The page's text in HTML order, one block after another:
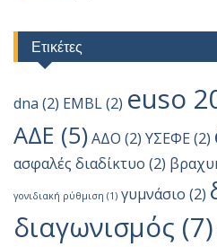
Ετικέτες
dna (2) EMBL(2) euso
ΑΔΕ (5)ΑΔΟ (2) ΥΣΕΦΕ(2)
ασφαλές διαδίκτυο (2)
γονιδιακή ρύθμιση (1) γυμνάσιο (2)
διαγωνισμός (7)